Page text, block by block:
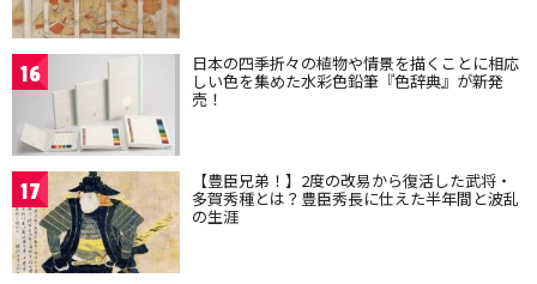
16 日本の四季折々の植物や情景を描くことに相応
しい色を集めた水彩色鉛筆『色辞典』が新発
売！
17 【豊臣兄弟！】2度の改易から復活した武将・
多賀秀種とは？豊臣秀長に仕えた半年間と波乱
の生涯